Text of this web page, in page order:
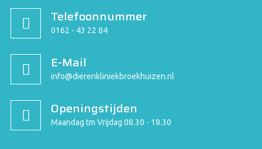
Telefoonnummer
0162 - 43 22 84
E-Mail
info@dierenkliniekbroekhuizen.nl
Openingstijden
Maandag tm Vrijdag 08.30 - 18.30